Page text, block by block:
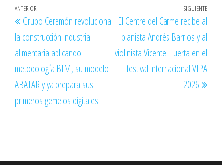
Navegación
de
entradas
Entrada
anterior
ANTERIOR
Grupo Ceremón revoluciona
la construcción industrial
alimentaria aplicando
metodología BIM, su modelo
ABATAR y ya prepara sus
primeros gemelos digitales
SIGUIENTE
El Centre del Carme recibe al
pianista Andrés Barrios y al
violinista Vicente Huerta en el
festival internacional VIPA
2026